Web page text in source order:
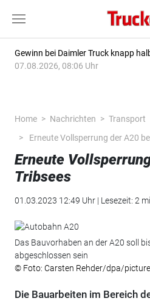
Gewinn bei Daimler Truck knapp
07.08.2026, 08:06 Uhr
Home Nachrichten
Transport
Erneute Vollsperrung der A20
Erneute
Tribsees
01.03.2023 12:49 Uhr | Lesezeit: 2
Das Bauvorhaben an der A20 soll
abgeschlossen sein
© Foto: Carsten Rehder/dpa/
Die Bauarbeiten im Bereich